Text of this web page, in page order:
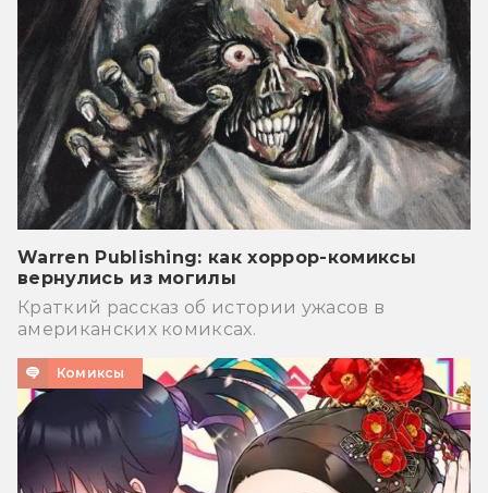
Warren Publishing: как хоррор-комиксы
вернулись из могилы
Краткий рассказ об истории ужасов в
американских комиксах.
Комиксы